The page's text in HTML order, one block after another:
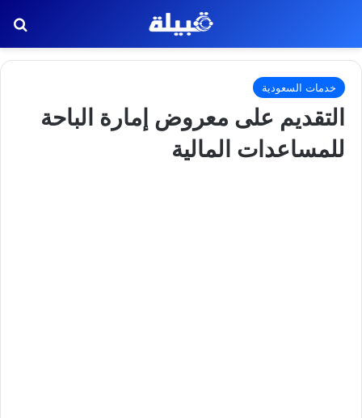
خدمات السعودية
التقديم على معروض إمارة الباحة
للمساعدات المالية